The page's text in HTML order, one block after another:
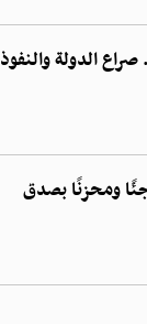
الدولة والنفوذ
ومحزنًا بصدق